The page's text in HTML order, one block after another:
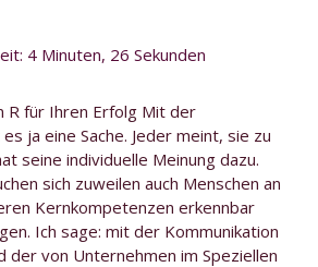
4 Minuten, 26 Sekunden
R für Ihren Erfolg Mit der
ja eine Sache. Jeder meint, sie zu
seine individuelle Meinung dazu.
sich zuweilen auch Menschen an
Kernkompetenzen erkennbar
Ich sage: mit der Kommunikation
der von Unternehmen im Speziellen